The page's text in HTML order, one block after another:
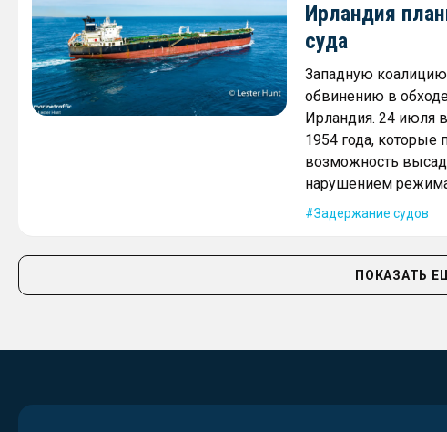
Ирландия
суда
Западную
обвинению в обходе
Ирландия. 24 июля
1954 года, которые
возможность
нарушением режима
Задержание судов
ПОКАЗАТЬ